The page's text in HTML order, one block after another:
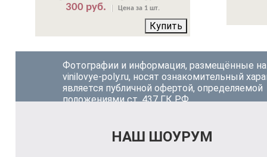
300 руб. Цена за 1 шт.
Купить
Фотографии и информация, размещённые на
vinilovye-poly.ru, носят ознакомительный
является публичной офертой, определяемой
положениями ст. 437 ГК РФ.
НАШ ШОУРУМ